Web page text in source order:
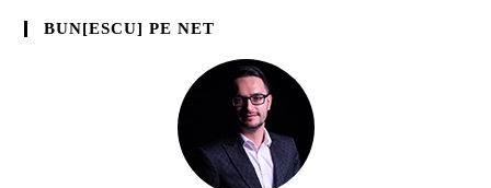
BUN[ESCU] PE NET